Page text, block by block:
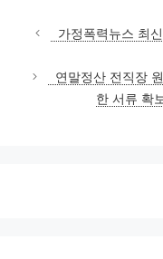
가정폭력뉴스 최
연말정산 전직장
한 서류 확